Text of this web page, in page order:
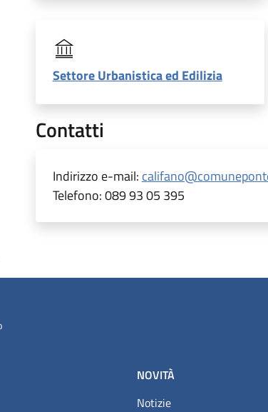
Settore Urbanistica ed Edilizia
Contatti
Indirizzo e-mail:
Telefono:089 93 05 395
NOVITÀ
Notizie